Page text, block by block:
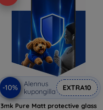
-10%
Alennus
kupongilla
EXTRA10
3mk Pure Matt protective glass